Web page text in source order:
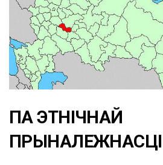
ПА ЭТНІЧНАЙ
ПРЫНАЛЕЖНАСЦІ